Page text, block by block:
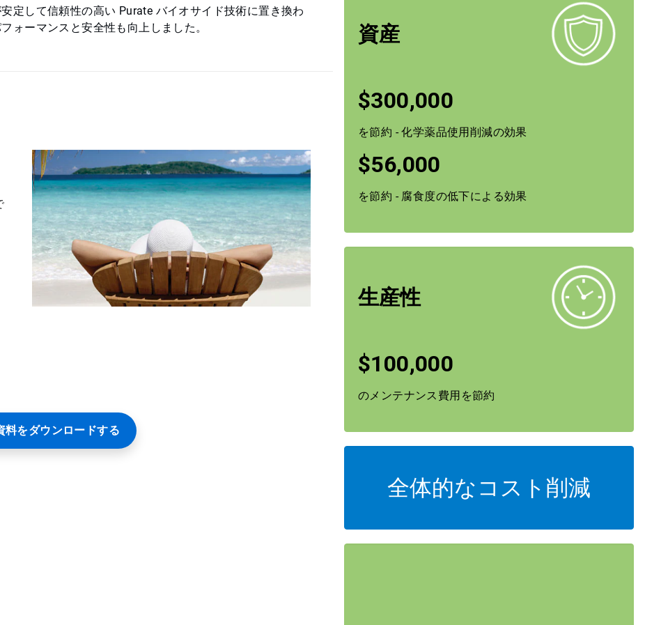
定して信頼性の高い Purate バイオサイド技術に置き換わ
ォーマンスと安全性も向上しました。
料をダウンロードする
資産
$300,000
を節約 - 化学薬品使用削減の効果
$56,000
を節約 - 腐食度の低下による効果
生産性
$100,000
のメンテナンス費用を節約
全体的なコスト削減